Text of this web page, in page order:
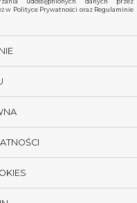
udostępnionych danych przez
w Polityce Prywatności oraz Regulaminie